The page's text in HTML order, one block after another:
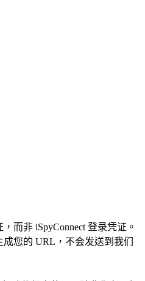
而非 iSpyConnect 登录凭证。
您的 URL，不会发送到我们